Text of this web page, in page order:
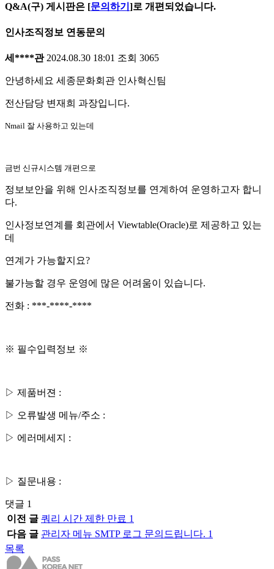
Q&A(구) 게시판은 [문의하기 ]로 개편되었습니다.
인사조직정보 연동문의
세****관 2024.08.30 18:01 조회 3065
안녕하세요 세종문화회관 인사혁신팀
전산담당 변재희 과장입니다.
Nmail 잘 사용하고 있는데
금번 신규시스템 개편으로
정보보안을 위해 인사조직정보를 연계하여 운영하고자 합니
다.
인사정보연계를 회관에서 Viewtable(Oracle)로 제공하고 있는
데
연계가 가능할지요?
불가능할 경우 운영에 많은 어려움이 있습니다.
전화 : ***-****-****
※ 필수입력정보 ※
▷ 제품버젼 :
▷ 오류발생 메뉴/주소 :
▷ 에러메세지 :
▷ 질문내용 :
댓글 1
이전 글 쿼리 시간 제한 만료 1
다음 글 관리자 메뉴 SMTP 로그 문의드립니다. 1
목록